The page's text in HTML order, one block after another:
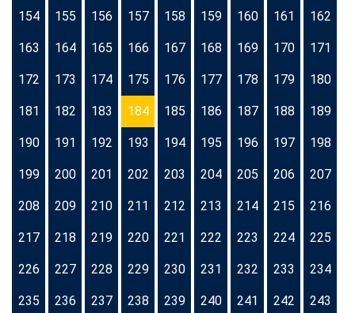
154 155 156 157 158 159 160 161 162
163 164 165 166 167 168 169 170 171
172 173 174 175 176 177 178 179 180
181 182 183 184 185 186 187 188 189
190 191 192 193 194 195 196 197 198
199 200 201 202 203 204 205 206 207
208 209 210 211 212 213 214 215 216
217 218 219 220 221 222 223 224 225
226 227 228 229 230 231 232 233 234
235 236 237 238 239 240 241 242 243